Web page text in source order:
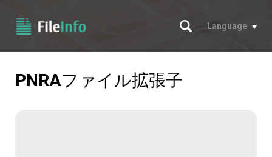
サーチ
Language
PNRAファイル拡張子